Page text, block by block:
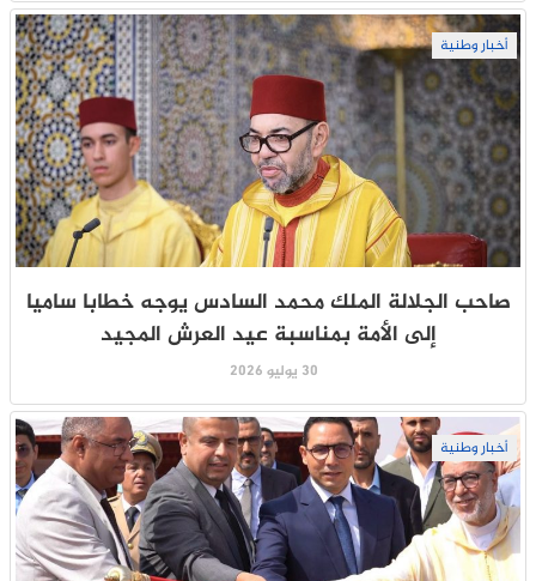
أخبار وطنية
صاحب الجلالة الملك محمد السادس يوجه خطابا ساميا
إلى الأمة بمناسبة عيد العرش المجيد
30 يوليو 2026
أخبار وطنية